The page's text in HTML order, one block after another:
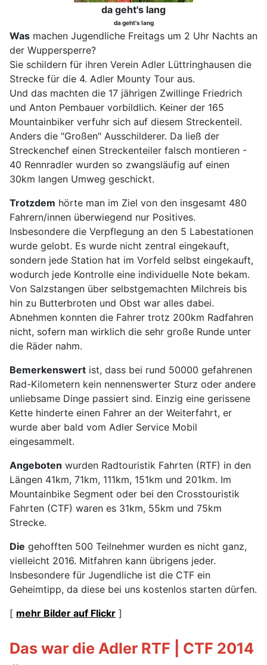
da geht's lang
da geht's lang
Was machen Jugendliche Freitags um 2 Uhr Nachts an
der Wuppersperre?
Sie schildern für ihren Verein Adler Lüttringhausen die
Strecke für die 4. Adler Mounty Tour aus.
Und das machten die 17 jährigen Zwillinge Friedrich
und Anton Pembauer vorbildlich. Keiner der 165
Mountainbiker verfuhr sich auf diesem Streckenteil.
Anders die "Großen" Ausschilderer. Da ließ der
Streckenchef einen Streckenteiler falsch montieren -
40 Rennradler wurden so zwangsläufig auf einen
30km langen Umweg geschickt.
Trotzdem hörte man im Ziel von den insgesamt 480
Fahrern/innen überwiegend nur Positives.
Insbesondere die Verpflegung an den 5 Labestationen
wurde gelobt. Es wurde nicht zentral eingekauft,
sondern jede Station hat im Vorfeld selbst eingekauft,
wodurch jede Kontrolle eine individuelle Note bekam.
Von Salzstangen über selbstgemachten Milchreis bis
hin zu Butterbroten und Obst war alles dabei.
Abnehmen konnten die Fahrer trotz 200km Radfahren
nicht, sofern man wirklich die sehr große Runde unter
die Räder nahm.
Bemerkenswert ist, dass bei rund 50000 gefahrenen
Rad-Kilometern kein nennenswerter Sturz oder andere
unliebsame Dinge passiert sind. Einzig eine gerissene
Kette hinderte einen Fahrer an der Weiterfahrt, er
wurde aber bald vom Adler Service Mobil
eingesammelt.
Angeboten wurden Radtouristik Fahrten (RTF) in den
Längen 41km, 71km, 111km, 151km und 201km. Im
Mountainbike Segment oder bei den Crosstouristik
Fahrten (CTF) waren es 31km, 55km und 75km
Strecke.
Die gehofften 500 Teilnehmer wurden es nicht ganz,
vielleicht 2016. Mitfahren kann übrigens jeder.
Insbesondere für Jugendliche ist die CTF ein
Geheimtipp, da diese bei uns kostenlos starten dürfen.
[ mehr Bilder auf Flickr ]
Das war die Adler RTF | CTF 2014